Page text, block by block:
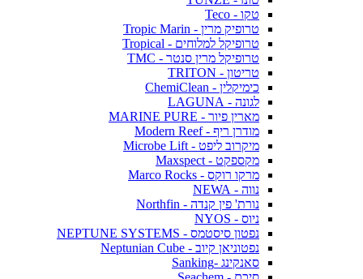
טקו - Teco
טרופיק מרין - Tropic Marin
טרופיקל למלוחים - Tropical
טרופיקל מרין סנטר - TMC
טריטון - TRITON
כימיקלין - ChemiClean
לגונה - LAGUNA
מארין פיור - MARINE PURE
מודרן ריף - Modern Reef
מיקרוב ליפט - Microbe Lift
מקספקט - Maxspect
מרקו רוקס - Marco Rocks
נווה - NEWA
נורת' פין קנדה - Northfin
ניוס - NYOS
נפטון סיסטמס - NEPTUNE SYSTEMS
נפטוניאן קיוב - Neptunian Cube
סאנקינג -Sanking